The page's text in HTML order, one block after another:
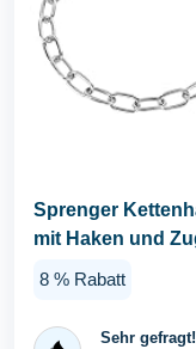
Sprenger
mit Haken und
8 % Rabatt
Sehr gefragt!